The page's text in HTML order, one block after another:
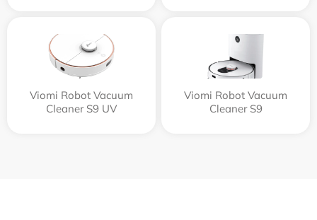
Viomi Robot Vacuum
Cleaner S9 UV
Viomi Robot Vacuum
Cleaner S9